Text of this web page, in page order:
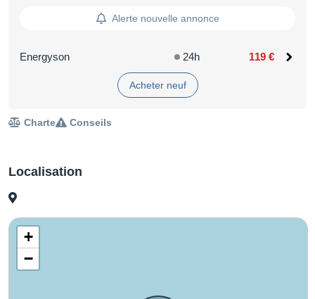
Localisation
+
−
Alerte nouvelle annonce
Energyson 24h 119 €
Acheter neuf
Charte Conseils